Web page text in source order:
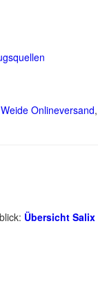
Weide Onlineversand,
Übersicht Salix